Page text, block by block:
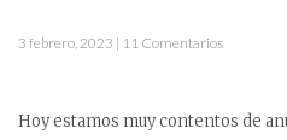
3 febrero, 2023 | 11 Comentarios
Hoy estamos muy contentos de